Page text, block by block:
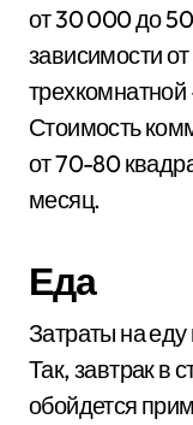
от 30 000 до
зависимости
Стоимость
от 70-80
месяц.
Еда
Затраты на
Так, завтрак в
обойдется